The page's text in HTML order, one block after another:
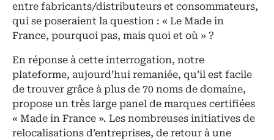
entre fabricants/distributeurs et consommateurs,
qui se poseraient la question : « Le Made in
France, pourquoi pas, mais quoi et où » ?
En réponse à cette interrogation, notre
plateforme, aujourd’hui remaniée, qu’il est facile
de trouver grâce à plus de 70 noms de domaine,
propose un très large panel de marques certifiées
« Made in France ». Les nombreuses initiatives de
relocalisations d’entreprises, de retour à une